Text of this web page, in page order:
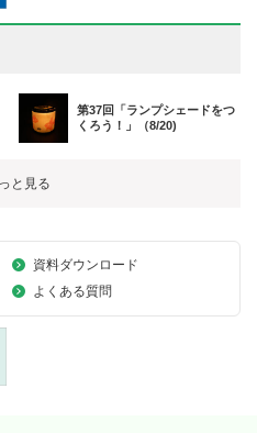
第37回「ランプシェードをつ
くろう！」（8/20)
資料ダウンロード
よくある質問